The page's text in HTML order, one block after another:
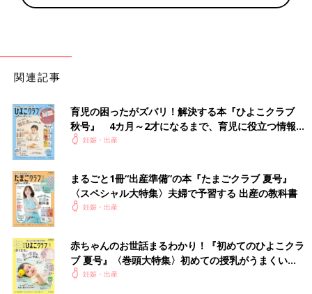
関連記事
育児の困ったがズバリ！解決する本『ひよこクラブ
秋号』 4カ月～2才になるまで、育児に役立つ情報が
いっぱい！
妊娠・出産
まるごと1冊“出産準備”の本『たまごクラブ 夏号』
〈スペシャル大特集〉夫婦で予習する 出産の教科書
妊娠・出産
赤ちゃんのお世話まるわかり！『初めてのひよこクラ
ブ 夏号』〈巻頭大特集〉初めての授乳がうまくい
く！ おっぱい・ミルクの基本と夏のトラブル 解決テ
妊娠・出産